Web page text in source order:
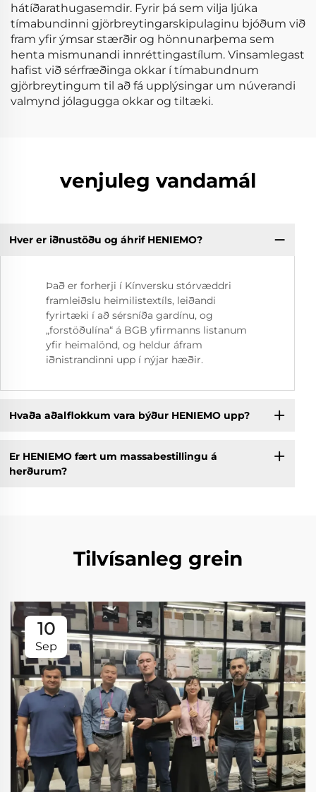
hátíðarathugasemdir. Fyrir þá sem vilja ljúka
tímabundinni gjörbreytingarskipulaginu bjóðum við
fram yfir ýmsar stærðir og hönnunarþema sem
henta mismunandi innréttingastílum. Vinsamlegast
hafist við sérfræðinga okkar í tímabundnum
gjörbreytingum til að fá upplýsingar um núverandi
valmynd jólagugga okkar og tiltæki.
venjuleg vandamál
Hver er iðnustöðu og áhrif HENIEMO?
Það er forherji í Kínversku stórvæddri
framleiðslu heimilistextíls, leiðandi
fyrirtæki í að sérsníða gardínu, og
„forstöðulína“ á BGB yfirmanns listanum
yfir heimalönd, og heldur áfram
iðnistrandinni upp í nýjar hæðir.
Hvaða aðalflokkum vara býður HENIEMO upp?
Er HENIEMO fært um massabestillingu á
herðurum?
Tilvísanleg grein
10
Sep